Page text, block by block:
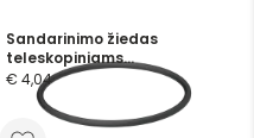
Sandarinimo žiedas
teleskopiniams
vamzdžiams d150mm, NBR
€ 4,04